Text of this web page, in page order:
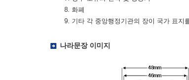
8. 화폐
9. 기타 각 중앙행정기관의 장이 국가 표지
나라문장 이미지